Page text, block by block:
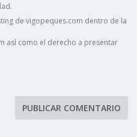
de vigopeques.com dentro de la
así como el derecho a presentar